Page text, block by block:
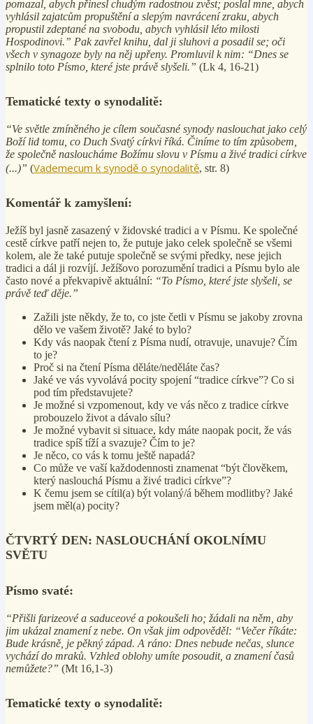
pomazal, abych přinesl chudým radostnou zvěst; poslal mne, abych
vyhlásil zajatcům propuštění a slepým navrácení zraku, abych
propustil zdeptané na svobodu, abych vyhlásil léto milosti
Hospodinovi.” Pak zavřel knihu, dal ji sluhovi a posadil se; oči
všech v synagoze byly na něj upřeny. Promluvil k nim: “Dnes se
splnilo toto Písmo, které jste právě slyšeli.” (Lk 4, 16-21)
Tematické texty o synodalitě:
“Ve světle zmíněného je cílem současné synody naslouchat jako celý
Boží lid tomu, co Duch Svatý církvi říká. Činíme to tím způsobem,
že společně nasloucháme Božímu slovu v Písmu a živé tradici církve
(...)” (Vademecum k synodě o synodalitě, str. 8)
Komentář k zamyšlení:
Ježíš byl jasně zasazený v židovské tradici a v Písmu. Ke společné
cestě církve patří nejen to, že putuje jako celek společně se všemi
kolem, ale že také putuje společně se svými předky, nese jejich
tradici a dál ji rozvíjí. Ježíšovo porozumění tradici a Písmu bylo ale
často nové a překvapivě aktuální: “To Písmo, které jste slyšeli, se
právě teď děje.”
Zažili jste někdy, že to, co jste četli v Písmu se jakoby zrovna
dělo ve vašem životě? Jaké to bylo?
Kdy vás naopak čtení z Písma nudí, otravuje, unavuje? Čím
to je?
Proč si na čtení Písma děláte/neděláte čas?
Jaké ve vás vyvolává pocity spojení “tradice církve”? Co si
pod tím představujete?
Je možné si vzpomenout, kdy ve vás něco z tradice církve
probouzelo život a dávalo sílu?
Je možné vybavit si situace, kdy máte naopak pocit, že vás
tradice spíš tíží a svazuje? Čím to je?
Je něco, co vás k tomu ještě napadá?
Co může ve vaší každodennosti znamenat “být člověkem,
který naslouchá Písmu a živé tradici církve”?
K čemu jsem se cítil(a) být volaný/á během modlitby? Jaké
jsem měl(a) pocity?
ČTVRTÝ DEN: NASLOUCHÁNÍ OKOLNÍMU
SVĚTU
Písmo svaté:
“Přišli farizeové a saduceové a pokoušeli ho; žádali na něm, aby
jim ukázal znamení z nebe. On však jim odpověděl: “Večer říkáte:
Bude krásně, je pěkný západ. A ráno: Dnes nebude nečas, slunce
vychází do mraků. Vzhled oblohy umíte posoudit, a znamení časů
nemůžete?” (Mt 16,1-3)
Tematické texty o synodalitě: